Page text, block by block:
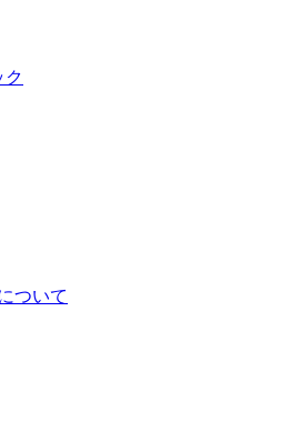
ク
ついて